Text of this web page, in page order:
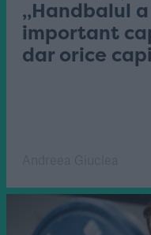
„Handbalul
important
dar orice